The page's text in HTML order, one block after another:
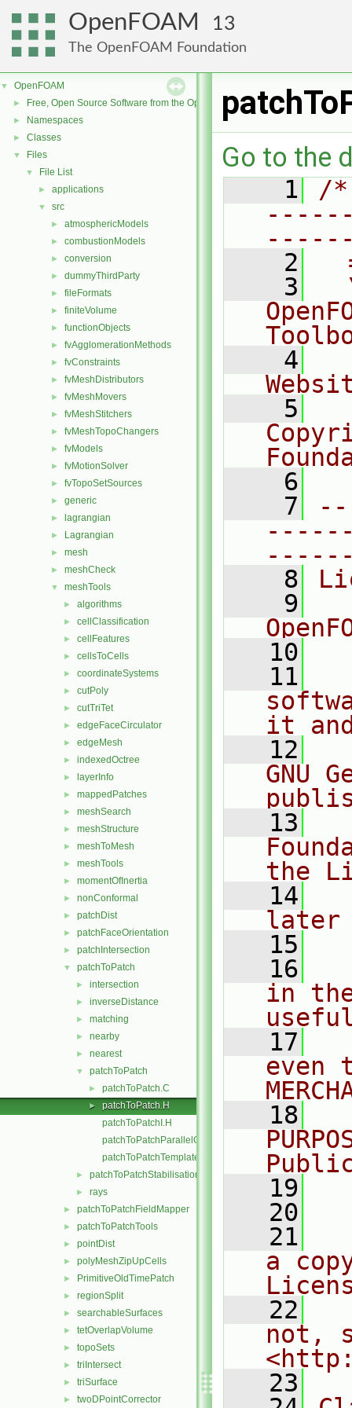
OpenFOAM 13
The OpenFOAM Foundation
▼ OpenFOAM
► Free, Open Source Software from the OpenFOAM Foundation
► Namespaces
► Classes
▼ Files
▼ File List
► applications
▼ src
► atmosphericModels
► combustionModels
► conversion
► dummyThirdParty
► fileFormats
► finiteVolume
► functionObjects
► fvAgglomerationMethods
► fvConstraints
► fvMeshDistributors
► fvMeshMovers
► fvMeshStitchers
► fvMeshTopoChangers
► fvModels
► fvMotionSolver
► fvTopoSetSources
► generic
► lagrangian
► Lagrangian
► mesh
► meshCheck
▼ meshTools
► algorithms
► cellClassification
► cellFeatures
► cellsToCells
► coordinateSystems
► cutPoly
► cutTriTet
► edgeFaceCirculator
► edgeMesh
► indexedOctree
► layerInfo
► mappedPatches
► meshSearch
► meshStructure
► meshToMesh
► meshTools
► momentOfInertia
► nonConformal
► patchDist
► patchFaceOrientation
► patchIntersection
▼ patchToPatch
► intersection
► inverseDistance
► matching
► nearby
► nearest
▼ patchToPatch
► patchToPatch.C
►
patchToPatch.H
patchToPatchI.H
patchToPatchParallelOps.C
patchToPatchTemplates.C
► patchToPatchStabilisation
► rays
► patchToPatchFieldMapper
► patchToPatchTools
► pointDist
► polyMeshZipUpCells
► PrimitiveOldTimePatch
► regionSplit
► searchableSurfaces
► tetOverlapVolume
► topoSets
► triIntersect
► triSurface
► twoDPointCorrector
Go to the
    1
/
    2
    3
    4
    5
    6
    7
    8
    9
   10
   11
it
   12
GNU
   13
the
   14
later
   15
   16
in
   17
even
   18
   19
   20
   21
a
   22
not,
   23